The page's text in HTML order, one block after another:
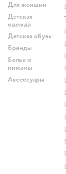
Для женщин
Детская
одежда
Детская обувь
Бренды
Белье и
пижамы
Аксессуары